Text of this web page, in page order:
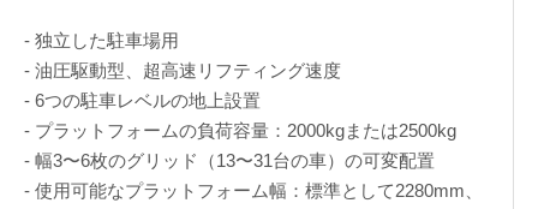
- 独立した駐車場用
- 油圧駆動型、超高速リフティング速度
- 6つの駐車レベルの地上設置
- プラットフォームの負荷容量：2000kgまたは2500kg
- 幅3〜6枚のグリッド（13〜31台の車）の可変配置
- 使用可能なプラットフォーム幅：標準として2280mm、